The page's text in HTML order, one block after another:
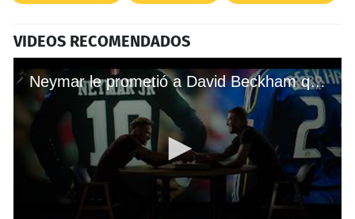
VIDEOS RECOMENDADOS
Neymar le prometió a David Beckham que jugará en el Inter de Miami de la MLS